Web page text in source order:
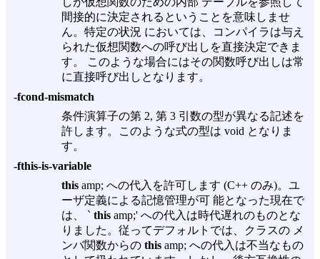
間接的に決定されるということを意味しませ
ん。特定の状況 においては、コンパイラは与え
られた仮想関数への呼び出しを直接決定できま
す。 このような場合にはその関数呼び出しは常
に直接呼び出しとなります。
-fcond-mismatch
条件演算子の第 2, 第 3 引数の型が異なる記述を
許します。このような式の型は void となりま
す。
-fthis-is-variable
this amp; への代入を許可します (C++ のみ)。ユ
ーザ定義による記憶管理が可 能となった現在で
は、 ` this amp;' への代入は時代遅れのものとな
りました。従ってデフォルトでは、クラスの メ
ンバ関数からの this amp; への代入は不当なもの